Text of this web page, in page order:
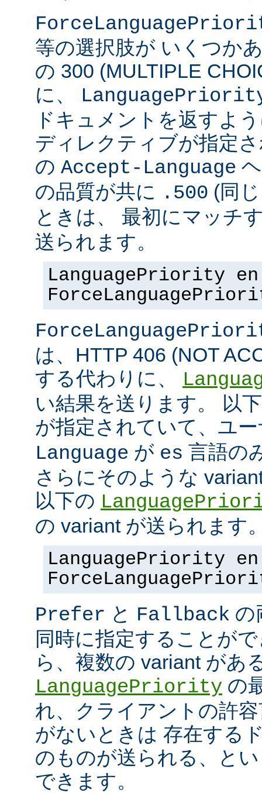
等の選択肢が いくつか
の 300 (MULTIPLE
に、
ドキュメントを返すよ
ディレクティブが指定
の Accept-Language
の品質が共に .500 (同
ときは、 最初にマッチ
送られます。
LanguagePriority
は、HTTP 406 (NOT
する代わりに、
い結果を送ります。 以
が指定されていて、ユ
Language が es 言語の
さらにそのような
以下の
の variant が送られます
LanguagePriority
Prefer と Fallback の
同時に指定することが
ら、複数の variant があ
LanguagePriority の
れ、クライアントの許
がないときは 存在する
のものが送られる、と
できます。